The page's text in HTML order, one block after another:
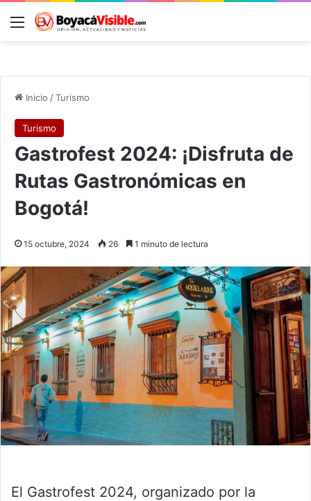
Menú
Inicio /Turismo
Turismo
Gastrofest 2024: ¡Disfruta de
Rutas Gastronómicas en
Bogotá!
15 octubre, 2024 26 1 minuto de lectura
El Gastrofest 2024, organizado por la